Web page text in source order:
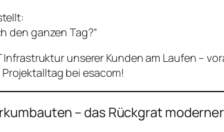
den ganzen Tag?“
Infrastruktur unserer Kunden am Laufen –
bei esacom!
– das Rückgrat